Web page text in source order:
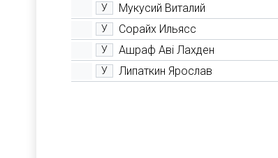
У Мукусий Виталий
У Сорайх Ильясс
У Ашраф Аві Лахден
У Липаткин Ярослав